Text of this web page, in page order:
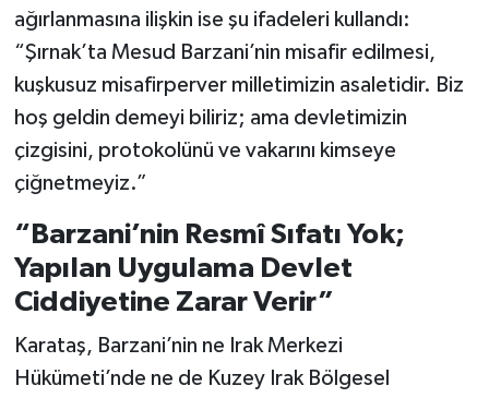
ağırlanmasına ilişkin ise şu ifadeleri kullandı:
“Şırnak’ta Mesud Barzani’nin misafir edilmesi,
kuşkusuz misafirperver milletimizin asaletidir. Biz
hoş geldin demeyi biliriz; ama devletimizin
çizgisini, protokolünü ve vakarını kimseye
çiğnetmeyiz.”
“Barzani’nin Resmî Sıfatı Yok;
Yapılan Uygulama Devlet
Ciddiyetine Zarar Verir”
Karataş, Barzani’nin ne Irak Merkezi
Hükümeti’nde ne de Kuzey Irak Bölgesel